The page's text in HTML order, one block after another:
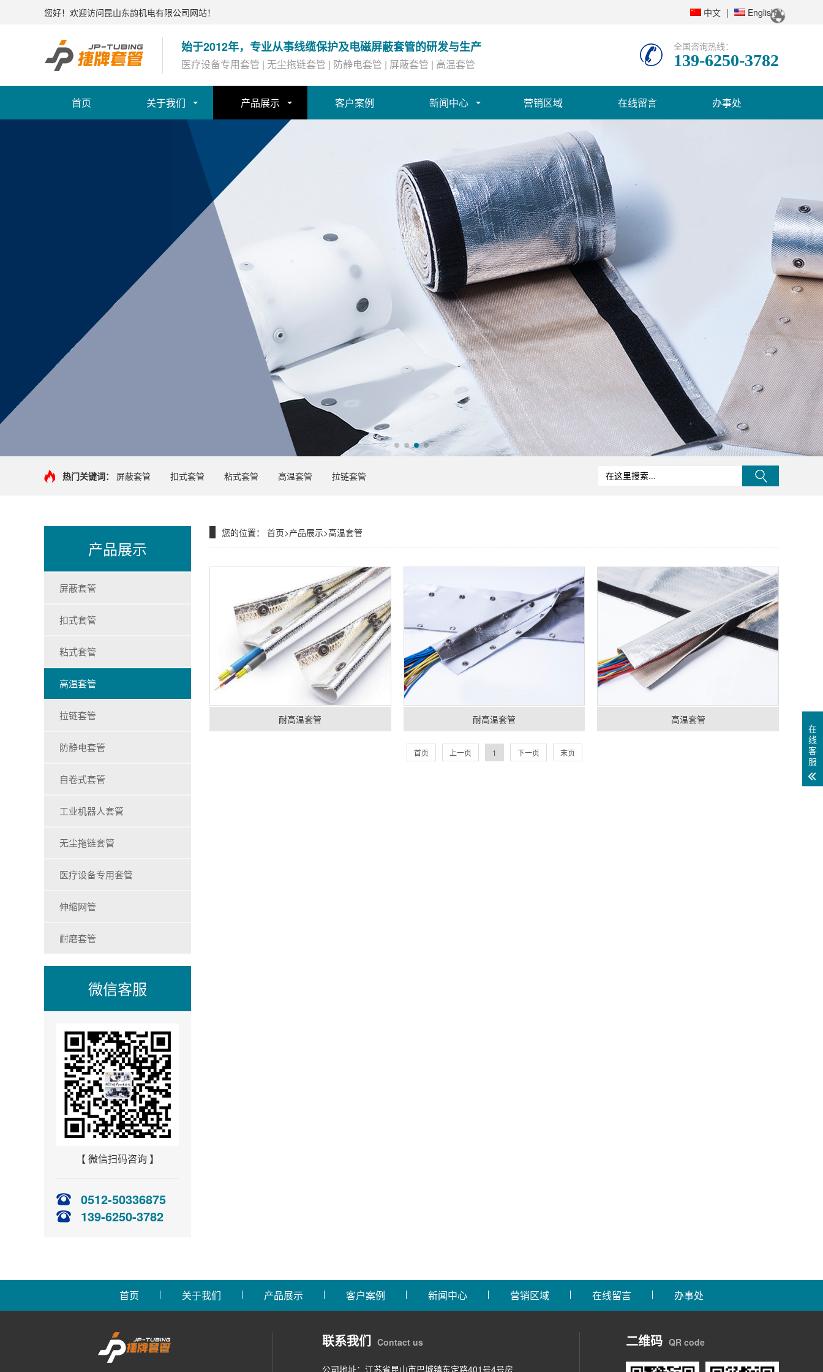
您好！欢迎访问昆山东韵机电有限公司网站！ 中文 | English
始于2012年，专业从事线缆保护及电磁屏蔽套管的研发与生产
医疗设备专用套管 | 无尘拖链套管 | 防静电套管 | 屏蔽套管 | 高温套管
全国咨询热线：
139-6250-3782
首页 关于我们 产品展示 客户案例 新闻中心 营销区域 在线留言 办事处
热门关键词： 屏蔽套管 扣式套管 粘式套管 高温套管 拉链套管
产品展示
屏蔽套管
扣式套管
粘式套管
高温套管
拉链套管
防静电套管
自卷式套管
工业机器人套管
无尘拖链套管
医疗设备专用套管
伸缩网管
耐磨套管
微信客服
【 微信扫码咨询 】
0512-50336875
139-6250-3782
您的位置： 首页>产品展示>高温套管
耐高温套管 耐高温套管 高温套管
首页 上一页 1 下一页 末页
首页 关于我们 产品展示 客户案例 新闻中心 营销区域 在线留言 办事处
联系我们 Contact us
公司地址：江苏省昆山市巴城镇东定路401号4号房
二维码 QR code
在
线
客
服